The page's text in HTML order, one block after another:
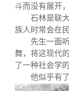
斗而没有展开
石林是联
族人时常会在
先生一面
舞，将这现代
了一种社会学
他似乎有